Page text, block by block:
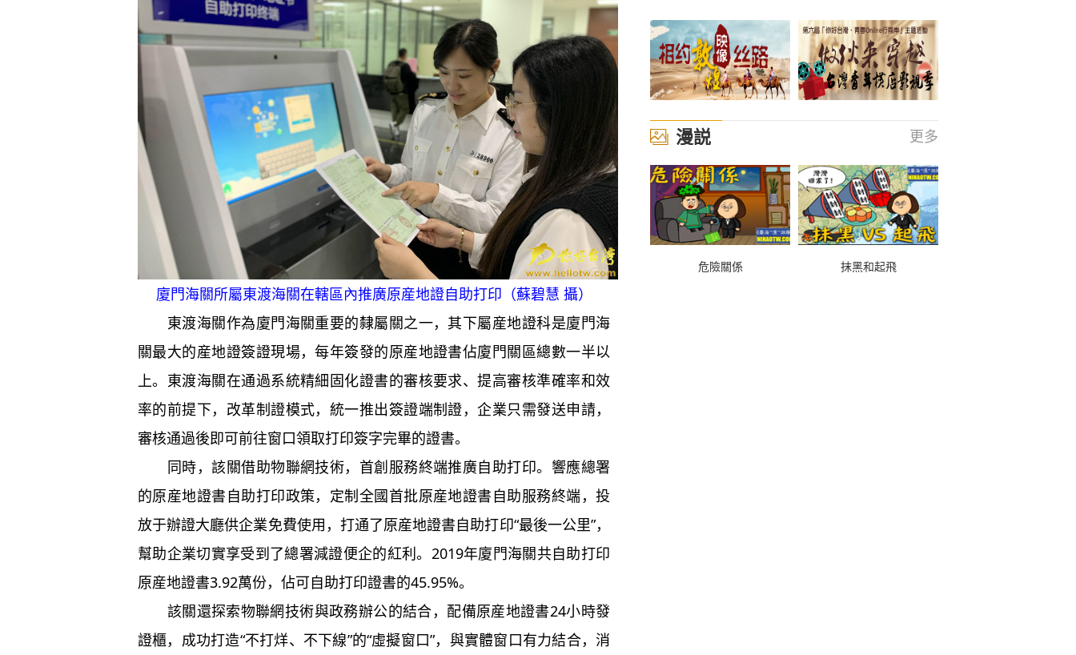
廈門海關所屬東渡海關在轄區內推廣原産地證自助打印（蘇碧慧 攝）
東渡海關作為廈門海關重要的隸屬關之一，其下屬産地證科是廈門海
關最大的産地證簽證現場，每年簽發的原産地證書佔廈門關區總數一半以
上。東渡海關在通過系統精細固化證書的審核要求、提高審核準確率和效
率的前提下，改革制證模式，統一推出簽證端制證，企業只需發送申請，
審核通過後即可前往窗口領取打印簽字完畢的證書。
同時，該關借助物聯網技術， 首創服務終端推廣自助打印。 響應總署
的原産地證書自助打印政策，定制全國首批原産地證書自助服務終端，投
放于辦證大廳供企業免費使用，打通了原産地證書自助打印“最後一公里”，
幫助企業切實享受到了總署減證便企的紅利。 2019年廈門海關共自助打印
原産地證書3.92萬份，佔可自助打印證書的45.95%。
該關還探索物聯網技術與政務辦公的結合，配備原産地證書24小時發
證櫃，成功打造“不打烊、不下線”的“虛擬窗口”，與實體窗口有力結合，消
漫説 更多
危險關係 抹黑和起飛